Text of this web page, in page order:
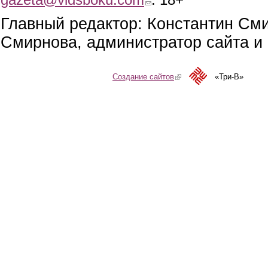
Главный редактор: Константин
Смирнова, администратор сайта
Создание сайтов(link is external)«Три-В»